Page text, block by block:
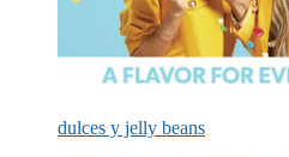
dulces y jelly beans